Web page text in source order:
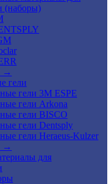
(наборы)
→
гели
гели 3М ESPE
гели Arkona
гели BISCO
гели Dentsply
гели Heraeus-Kulzer
→
для